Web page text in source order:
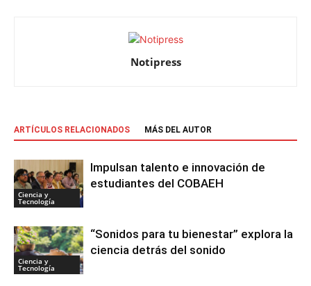
Notipress
ARTÍCULOS RELACIONADOS MÁS DEL AUTOR
Ciencia y
Tecnología
Impulsan talento e innovación de
estudiantes del COBAEH
Ciencia y
Tecnología
“Sonidos para tu bienestar” explora la
ciencia detrás del sonido